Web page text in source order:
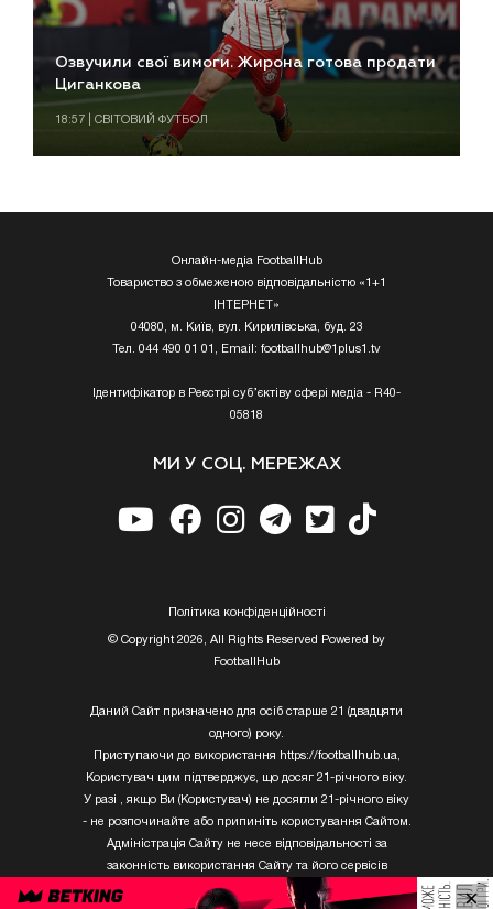
Озвучили свої вимоги. Жирона готова продати
Циганкова
18:57 | СВІТОВИЙ ФУТБОЛ
Онлайн-медіа FootballHub
Товариство з обмеженою відповідальністю «1+1
ІНТЕРНЕТ»
04080, м. Київ, вул. Кирилівська, буд. 23
Тел. 044 490 01 01, Email: footballhub@1plus1.tv
Ідентифікатор в Реєстрі суб’єктіву сфері медіа - R40-
05818
МИ У СОЦ. МЕРЕЖАХ
Полiтика конфiденцiйностi
© Copyright 2026, All Rights Reserved Powered by
FootballHub
Даний Сайт призначено для осіб старше 21 (двадцяти
одного) року.
Приступаючи до використання https://footballhub.ua,
Користувач цим підтверджує, що досяг 21-річного віку.
У разі , якщо Ви (Користувач) не досягли 21-річного віку
- не розпочинайте або припиніть користування Сайтом.
Адміністрація Сайту не несе відповідальності за
законність використання Сайту та його сервісів
Користувачем, який не досяг 21-річного віку.
×